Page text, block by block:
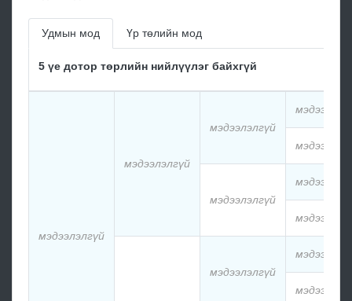
Удмын мод Үр төлийн мод
5 үе дотор төрлийн нийлүүлэг байхгүй
мэдээлэлгүй
мэдээлэлгүй
мэдээлэлгүй
мэдээлэлгүй
мэдээлэлгүй